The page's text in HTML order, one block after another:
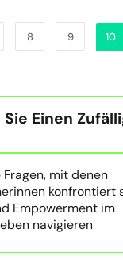
8 9 10
Einen
mit denen
konfrontiert
Empowerment im
navigieren